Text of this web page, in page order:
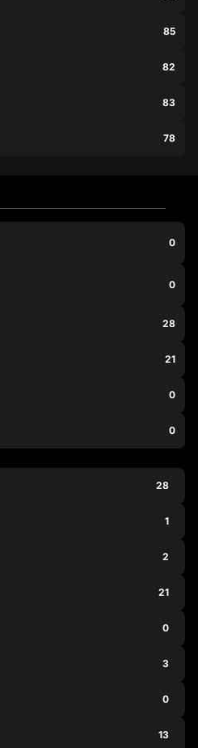
85
82
83
78
0
0
28
21
0
0
28
1
2
21
0
3
0
13